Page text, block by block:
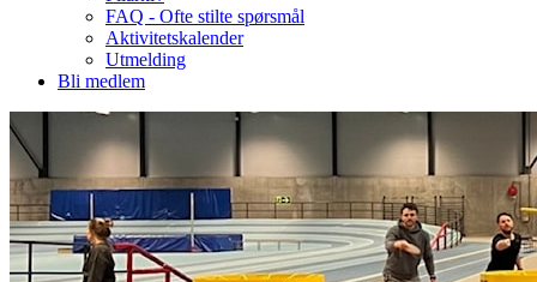
FAQ - Ofte stilte spørsmål
Aktivitetskalender
Utmelding
Bli medlem